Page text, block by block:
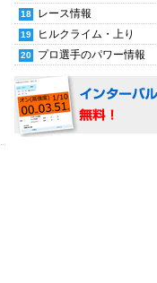
レース情報
ヒルクライム・上り
プロ選手のパワー情報